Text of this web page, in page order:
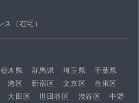
ス（在宅）
栃木県 群馬県 埼玉県
千葉県
港区 新宿区 文京区
台東区
大田区 世田谷区 渋谷区
中野